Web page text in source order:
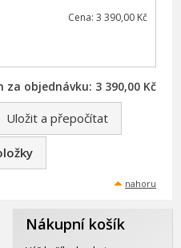
Cena: 3 390,00 Kč
za objednávku: 3 390,00 Kč
Uložit a přepočítat
nahoru
Nákupní košík